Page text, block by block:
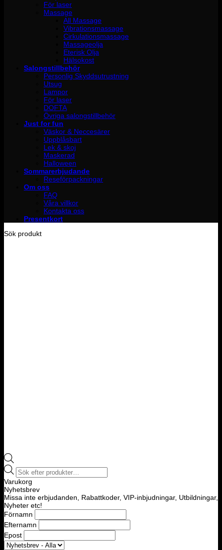
För laser
Massage
All Massage
Vibrationsmassage
Cirkulationsmassage
Massageolja
Eterisk Olja
Hälsokost
Salongstillbehör
Personlig Skyddsutrustning
Utsug
Lampor
För laser
DOFTA
Övriga salongstillbehör
Just for fun
Väskor & Neccesärer
Uppblåsbart
Lek & skoj
Maskerad
Halloween
Sommarerbjudande
Reseförpackningar
Om oss
FAQ
Våra villkor
Kontakta oss
Presentkort
Sök produkt
Products
search
Varukorg
Nyhetsbrev
Missa inte erbjudanden, Rabattkoder, VIP-inbjudningar, Utbildningar,
Nyheter etc!
Förnamn
Efternamn
Epost